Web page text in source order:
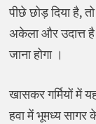
पीछे छोड़ दिया है,
अकेला और उदात्त
जाना होगा ।
खासकर गर्मियों में
हवा में भूमध्य सागर